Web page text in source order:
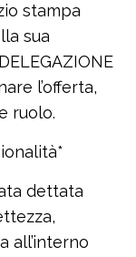
stampa
sua
l’offerta,
ruolo.
dettata
all’interno